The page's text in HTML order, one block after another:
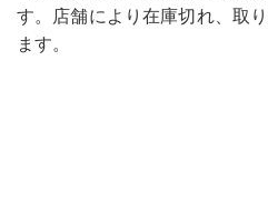
す。店舗により在庫切れ、取
ます。